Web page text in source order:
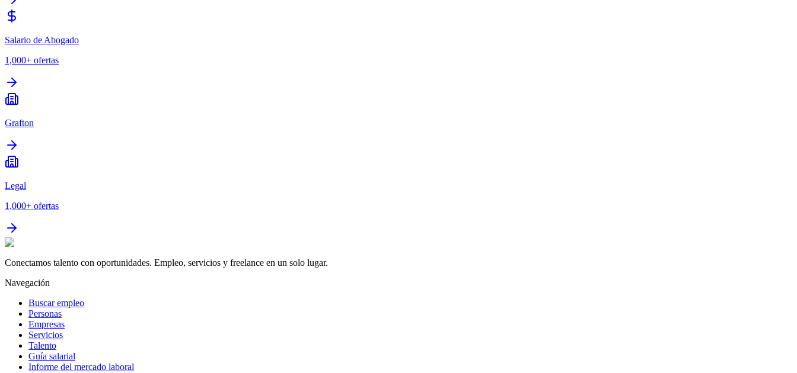
Salario de Abogado
1,000+ ofertas
Grafton
Legal
1,000+ ofertas
Conectamos talento con oportunidades. Empleo, servicios y freelance en un solo lugar.
Navegación
Buscar empleo
Personas
Empresas
Servicios
Talento
Guía salarial
Informe del mercado laboral